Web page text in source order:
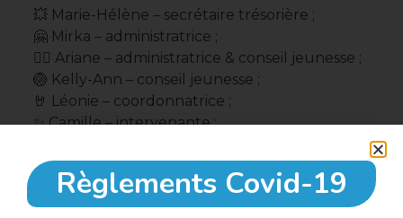
💥 Marie-Hélène – secrétaire trésorière ;
🤗 Mirka – administratrice ;
👯‍♀️ Ariane – administratrice & conseil jeunesse ;
🏐 Kelly-Ann – conseil jeunesse ;
🤘 Léonie – coordonnatrice ;
✨ Camille – intervenante ;
𝖬𝖾𝗋𝖼𝗂 à 𝗏𝗈𝗎𝗌 𝗍𝗈𝗎𝗍𝖾𝗌 𝖽𝖾 𝖿𝖺𝗂𝗋𝖾 𝗎𝗇𝖾 𝖽𝗂𝖿𝖿é𝗋𝖾𝗇𝖼𝖾 𝖺𝗎
𝗌𝖾𝗂𝗇 𝖽𝖾 𝗅𝖺 𝗆𝖺𝗂𝗌𝗈𝗇 𝖽𝖾𝗌 𝗃𝖾𝗎𝗇𝖾𝗌 ! 🤩💜
Règlements Covid-19